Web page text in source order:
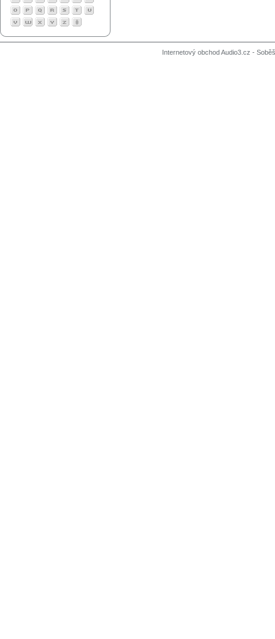
Internetový obchod Audio3.cz -